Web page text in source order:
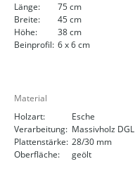
Länge:
75 cm
Breite:
45 cm
Höhe:
38 cm
Beinprofil: 6 x 6 cm
Material
Holzart:
Esche
Verarbeitung: Massivholz DGL
Plattenstärke: 28/30 mm
Oberfläche:
geölt